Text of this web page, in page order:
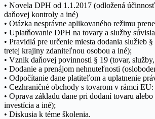
• Novela DPH od 1.1.2017 (odložená
daňovej kontroly a iné)
• Otázka nesprávne aplikovaného režimu
• Uplatňovanie DPH na tovary a služby
• Pravidlá pre určenie miesta dodania služieb
tretej krajiny zdaniteľnou osobou a iné);
• Vznik daňovej povinnosti § 19 (tovar,
• Dodanie a prenájom nehnuteľnosti
• Odpočítanie dane platiteľom a uplatnenie
• Cezhraničné obchody s tovarom v rámci
• Oprava základu dane pri dodaní tovaru
investícia a iné);
• Diskusia k téme školenia.